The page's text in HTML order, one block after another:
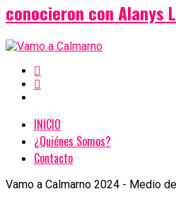
conocieron con Alanys
INICIO
¿Quiénes Somos?
Contacto
Vamo a Calmarno 2024 - Medio